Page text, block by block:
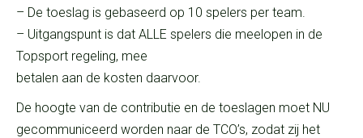
– De toeslag is gebaseerd op 10 spelers per team.
– Uitgangspunt is dat ALLE spelers die meelopen in de
Topsport regeling, mee
betalen aan de kosten daarvoor.
De hoogte van de contributie en de toeslagen moet NU
gecommuniceerd worden naar de TCO’s, zodat zij het